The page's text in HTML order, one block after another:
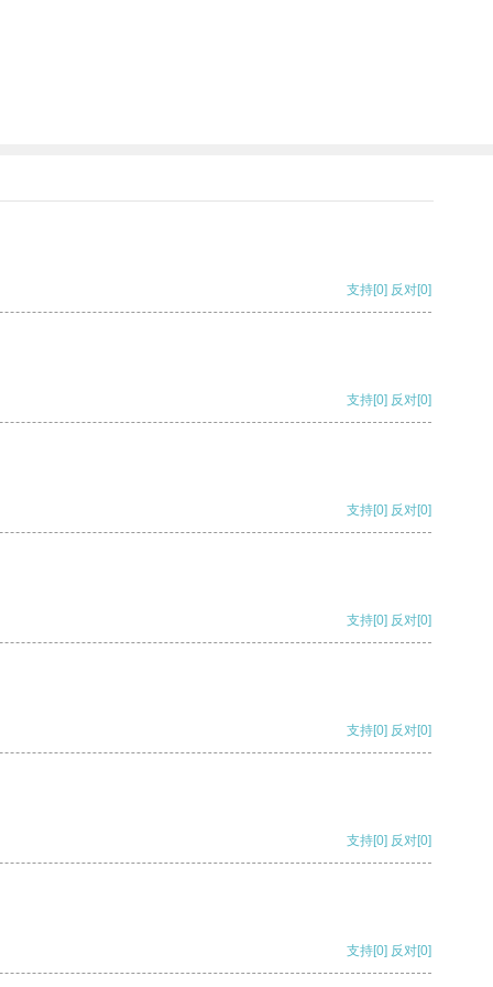
支持[0] 反对[0]
支持[0] 反对[0]
支持[0] 反对[0]
支持[0] 反对[0]
支持[0] 反对[0]
支持[0] 反对[0]
支持[0] 反对[0]